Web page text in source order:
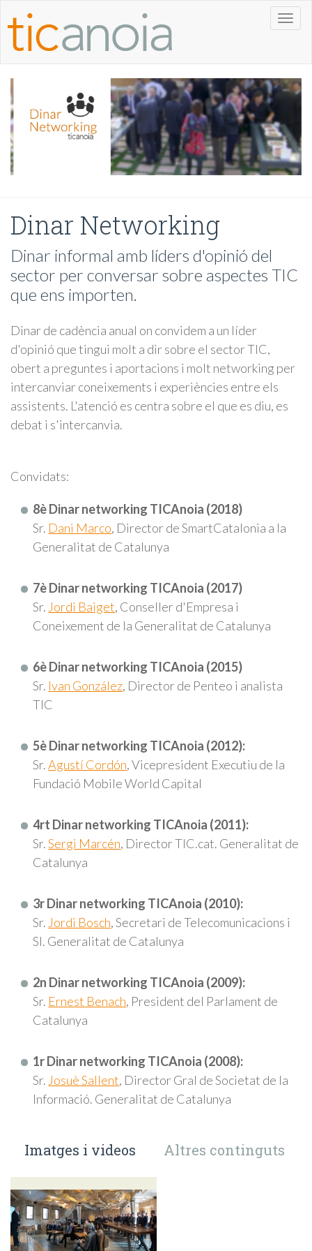
Dinar Networking
Dinar informal amb líders d'opinió del
sector per conversar sobre aspectes TIC
que ens importen.
Dinar de cadència anual on convidem a un líder
d'opinió que tingui molt a dir sobre el sector TIC,
obert a preguntes i aportacions i molt networking per
intercanviar coneixements i experiències entre els
assistents. L'atenció es centra sobre el que es diu, es
debat i s'intercanvia.
Convidats:
8è Dinar networking TICAnoia (2018)
Sr. Dani Marco, Director de SmartCatalonia a la
Generalitat de Catalunya
7è Dinar networking TICAnoia (2017)
Sr. Jordi Baiget, Conseller d'Empresa i
Coneixement de la Generalitat de Catalunya
6è Dinar networking TICAnoia (2015)
Sr. Ivan González, Director de Penteo i analista
TIC
5è Dinar networking TICAnoia (2012):
Sr.Agustí Cordón, Vicepresident Executiu de la
Fundació Mobile World Capital
4rt Dinar networking TICAnoia (2011):
Sr.Sergi Marcén, Director TIC.cat. Generalitat de
Catalunya
3r Dinar networking TICAnoia (2010):
Sr. Jordi Bosch, Secretari de Telecomunicacions i
SI. Generalitat de Catalunya
2n Dinar networking TICAnoia (2009):
Sr. Ernest Benach, President del Parlament de
Catalunya
1r Dinar networking TICAnoia (2008):
Sr. Josuè Sallent, Director Gral de Societat de la
Informació. Generalitat de Catalunya
Imatges i videos Altres continguts